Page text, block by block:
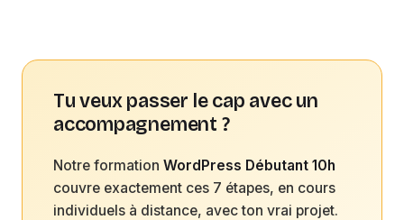
Tu veux passer le cap avec un
accompagnement ?
Notre formation WordPress Débutant 10h
couvre exactement ces 7 étapes, en cours
individuels à distance, avec ton vrai projet.